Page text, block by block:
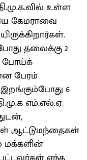
உள்ள
கேமராவை
தலைக்கு 2
போய்க்
பேரம்
இறங்கும்போது 6
எம்.எல்.ஏ
ஆட்டுமந்தைகள்
மக்களின்